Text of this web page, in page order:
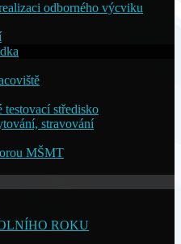
odborného výcviku
středisko
stravování
MŠMT
ROKU